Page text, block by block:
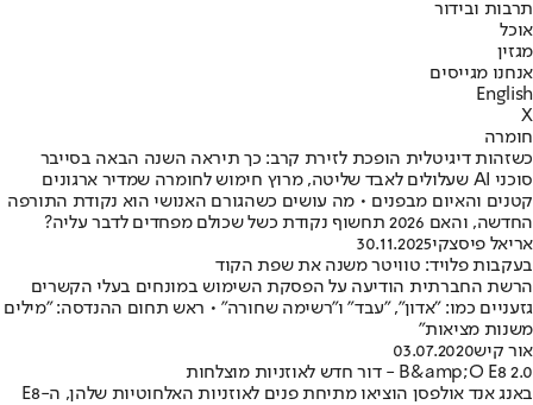
תרבות ובידור
אוכל
מגזין
אנחנו מגייסים
English
X
חומרה
כשזהות דיגיטלית הופכת לזירת קרב: כך תיראה השנה הבאה בסייבר
סוכני AI שעלולים לאבד שליטה, מרוץ חימוש לחומרה שמדיר ארגונים
קטנים והאיום מבפנים • מה עושים כשהגורם האנושי הוא נקודת התורפה
החדשה, והאם 2026 תחשוף נקודת כשל שכולם מפחדים לדבר עליה?
אריאל פיסצקי30.11.2025
בעקבות פלויד: טוויטר משנה את שפת הקוד
הרשת החברתית הודיעה על הפסקת השימוש במונחים בעלי הקשרים
גזעניים כמו: "אדון", "עבד" ו"רשימה שחורה" • ראש תחום ההנדסה: "מילים
משנות מציאות"
אור קיש03.07.2020
B&amp;O E8 2.0 - דור חדש לאוזניות מוצלחות
באנג אנד אולפסן הוציאו מתיחת פנים לאוזניות האלחוטיות שלהן, ה-E8